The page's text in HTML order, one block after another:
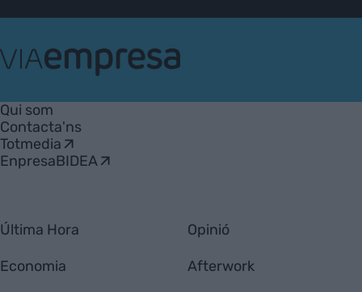
Empresa
Qui som
Contacta'ns
Totmedia
EnpresaBIDEA
Última Hora
Economia
Opinió
Afterwork